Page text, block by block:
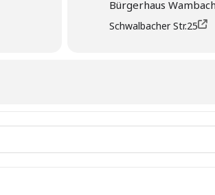
Bürgerhaus Wambach
Schwalbacher Str.25